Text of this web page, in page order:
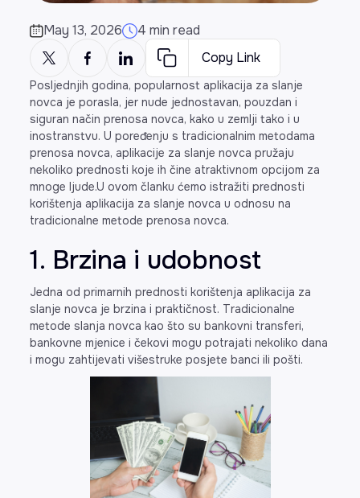
May 13, 2026
4 min read
Copy Link
Posljednjih godina, popularnost aplikacija za slanje
novca je porasla, jer nude jednostavan, pouzdan i
siguran način prenosa novca, kako u zemlji tako i u
inostranstvu. U poređenju s tradicionalnim metodama
prenosa novca, aplikacije za slanje novca pružaju
nekoliko prednosti koje ih čine atraktivnom opcijom za
mnoge ljude.U ovom članku ćemo istražiti prednosti
korištenja aplikacija za slanje novca u odnosu na
tradicionalne metode prenosa novca.
1. Brzina i udobnost
Jedna od primarnih prednosti korištenja aplikacija za
slanje novca je brzina i praktičnost. Tradicionalne
metode slanja novca kao što su bankovni transferi,
bankovne mjenice i čekovi mogu potrajati nekoliko dana
i mogu zahtijevati višestruke posjete banci ili pošti.